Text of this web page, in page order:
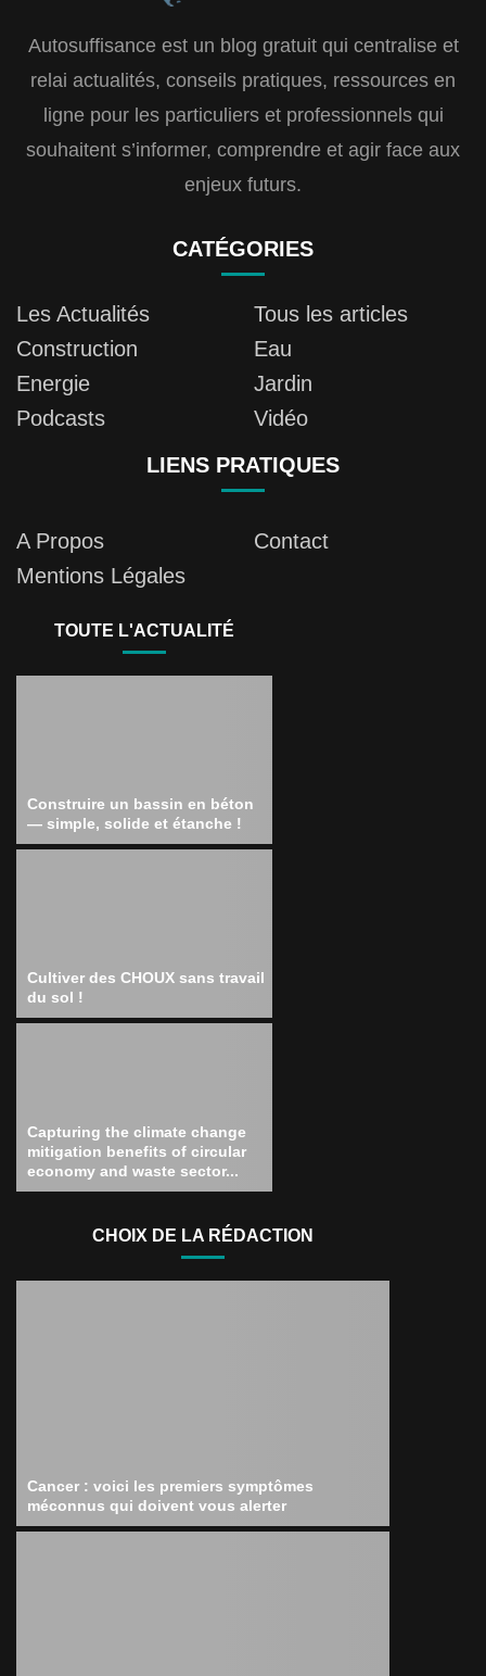
Autosuffisance est un blog gratuit qui centralise et
relai actualités, conseils pratiques, ressources en
ligne pour les particuliers et professionnels qui
souhaitent s’informer, comprendre et agir face aux
enjeux futurs.
CATÉGORIES
Les Actualités
Tous les articles
Construction
Eau
Energie
Jardin
Podcasts
Vidéo
LIENS PRATIQUES
A Propos
Contact
Mentions Légales
TOUTE L'ACTUALITÉ
Construire un bassin en béton
— simple, solide et étanche !
Cultiver des CHOUX sans travail
du sol !
Capturing the climate change
mitigation benefits of circular
economy and waste sector...
CHOIX DE LA RÉDACTION
Cancer : voici les premiers symptômes
méconnus qui doivent vous alerter